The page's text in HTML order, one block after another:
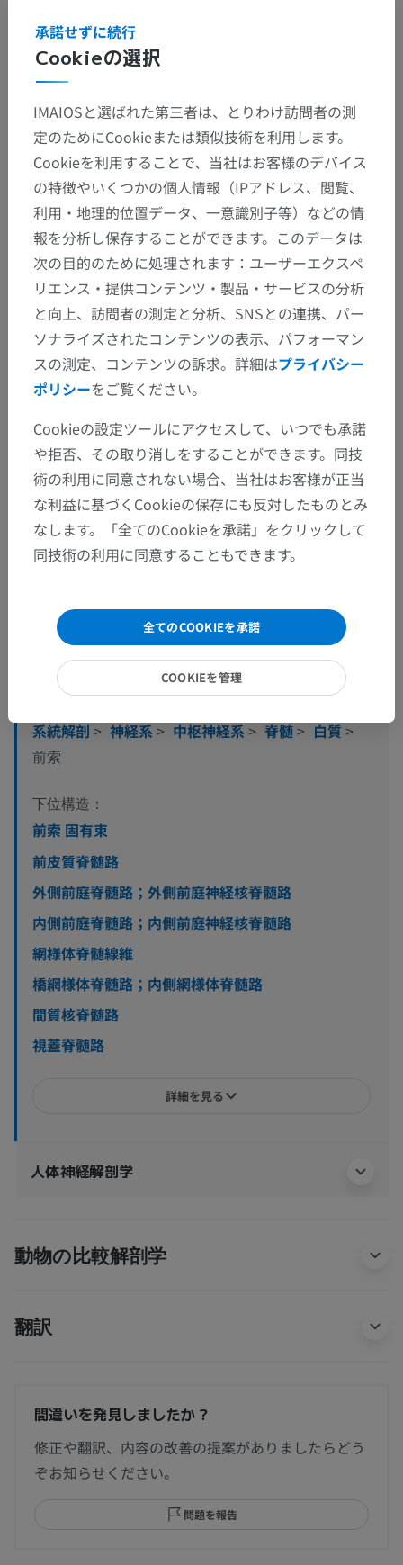
人体解剖学2
人体解剖学1
系統解剖 > 神経系> 中枢神経系> 脊髄> 白質>
前索
下位構造：
前索 固有束
前皮質脊髄路
外側前庭脊髄路；外側前庭神経核脊髄路
内側前庭脊髄路；内側前庭神経核脊髄路
網様体脊髄線維
橋網様体脊髄路；内側網様体脊髄路
間質核脊髄路
視蓋脊髄路
詳細を見る
人体神経解剖学
動物の比較解剖学
翻訳
間違いを発見しましたか？
修正や翻訳、内容の改善の提案がありましたらどう
ぞお知らせください。
問題を報告
Cookieの選択
承諾せずに続行
IMAIOSと選ばれた第三者は、とりわけ訪問者の測
定のためにCookieまたは類似技術を利用します。
Cookieを利用することで、当社はお客様のデバイス
の特徴やいくつかの個人情報（IPアドレス、閲覧、
利用・地理的位置データ、一意識別子等）などの情
報を分析し保存することができます。このデータは
次の目的のために処理されます：ユーザーエクスペ
リエンス・提供コンテンツ・製品・サービスの分析
と向上、訪問者の測定と分析、SNSとの連携、パー
ソナライズされたコンテンツの表示、パフォーマン
スの測定、コンテンツの訴求。詳細はプライバシー
ポリシーをご覧ください。
Cookieの設定ツールにアクセスして、いつでも承諾
や拒否、その取り消しをすることができます。同技
術の利用に同意されない場合、当社はお客様が正当
な利益に基づくCookieの保存にも反対したものとみ
なします。「全てのCookieを承諾」をクリックして
同技術の利用に同意することもできます。
全てのCOOKIEを承諾
COOKIEを管理